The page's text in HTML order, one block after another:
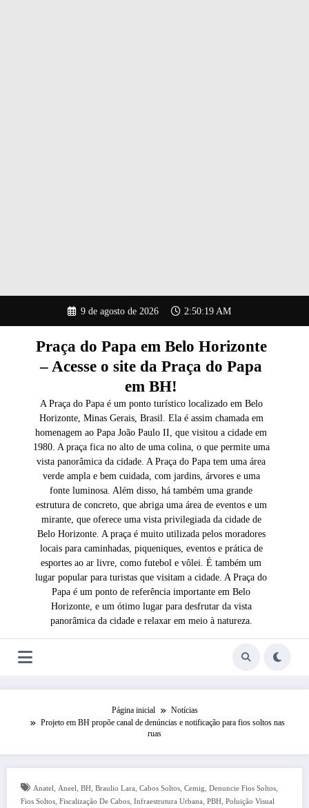
o
9 de agosto de 2026 2:50:20 AM
Praça do Papa em Belo Horizonte
– Acesse o site da Praça do Papa
em BH!
A Praça do Papa é um ponto turístico localizado em Belo
Horizonte, Minas Gerais, Brasil. Ela é assim chamada em
homenagem ao Papa João Paulo II, que visitou a cidade em
1980. A praça fica no alto de uma colina, o que permite uma
vista panorâmica da cidade. A Praça do Papa tem uma área
verde ampla e bem cuidada, com jardins, árvores e uma
fonte luminosa. Além disso, há também uma grande
estrutura de concreto, que abriga uma área de eventos e um
mirante, que oferece uma vista privilegiada da cidade de
Belo Horizonte. A praça é muito utilizada pelos moradores
locais para caminhadas, piqueniques, eventos e prática de
esportes ao ar livre, como futebol e vôlei. É também um
lugar popular para turistas que visitam a cidade. A Praça do
Papa é um ponto de referência importante em Belo
Horizonte, e um ótimo lugar para desfrutar da vista
panorâmica da cidade e relaxar em meio à natureza.
Página inicial
Notícias
Projeto em BH propõe canal de denúncias e notificação para fios soltos nas
ruas
Anatel, Aneel, BH, Braulio Lara, Cabos Soltos, Cemig, Denuncie Fios Soltos,
Fios Soltos, Fiscalização De Cabos, Infraestrutura Urbana, PBH, Poluição Visual